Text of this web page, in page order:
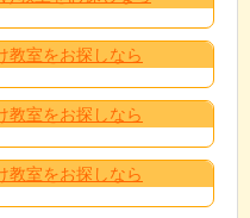
教室をお探しなら
教室をお探しなら
教室をお探しなら